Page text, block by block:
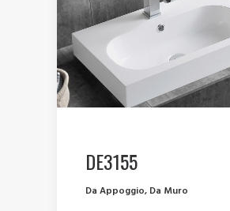
DE3155
Da Appoggio, Da Muro